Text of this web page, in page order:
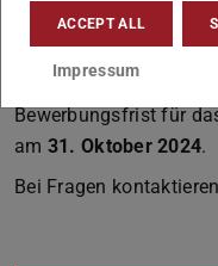
anderen Seite
Weitere
und das
Bewerbungsfrist für
am 31. Oktober 2024.
Bei Fragen
ACCEPT ALL
Impressum